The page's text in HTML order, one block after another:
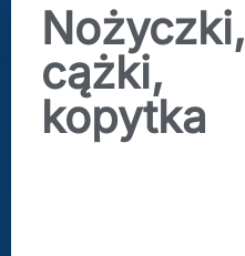
Nożyczki,
cążki,
kopytka